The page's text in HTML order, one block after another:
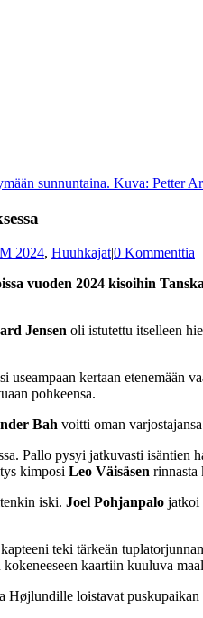
sunnuntaina. Kuva: Petter
2024, Huuhkajat|0 Kommenttia
vuoden 2024 kisoihin
Jensen oli istutettu itselleen
useampaan kertaan
pohkeensa.
Bah voitti oman
Pallo pysyi jatkuvasti
kimposi Leo Väisäsen rinnasta
iski. Joel Pohjanpalo jatkoi
teki tärkeän
kaartiin kuuluva
Højlundille loistavat